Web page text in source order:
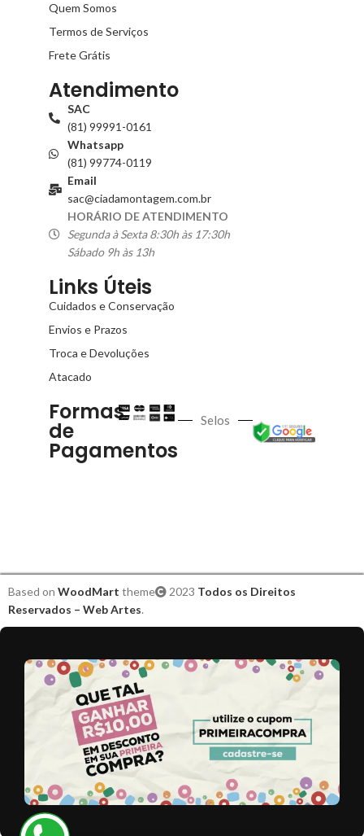
Quem Somos
Termos de Serviços
Frete Grátis
Atendimento
SAC
(81) 99991-0161
Whatsapp
(81) 99774-0119
Email
sac@ciadamontagem.com.br
HORÁRIO DE ATENDIMENTO
Segunda à Sexta 8:30h às 17:30h
Sábado 9h às 13h
Links Úteis
Cuidados e Conservação
Envios e Prazos
Troca e Devoluções
Atacado
Formas
de
Pagamentos
Selos
Based on WoodMart theme 2023 Todos os Direitos
Reservados – Web Artes.